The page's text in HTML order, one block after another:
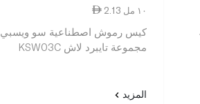
2.13 ١٠ مل
كيس رموش اصطناعية سو ويسبي
مجموعة تايبرد لاش KSW03C
المزيد